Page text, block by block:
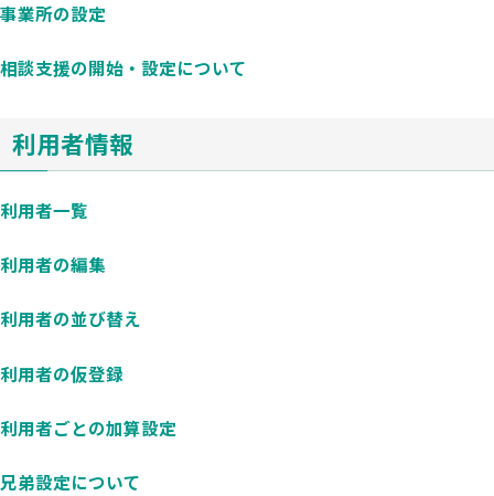
事業所の設定
相談支援の開始・設定について
利用者情報
利用者一覧
利用者の編集
利用者の並び替え
利用者の仮登録
利用者ごとの加算設定
兄弟設定について